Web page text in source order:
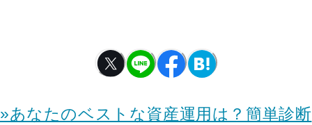
»あなたのベストな資産運用は？簡単診断